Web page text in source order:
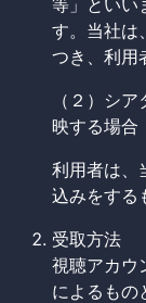
等」といい
す。当社は
つき、利用
（２）シ
映する場合
利用者は、
込みをする
受取方法
視聴アカウ
によるもの